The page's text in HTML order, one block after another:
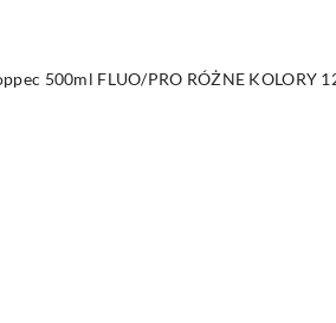
500ml FLUO/PRO RÓŻNE KOLORY